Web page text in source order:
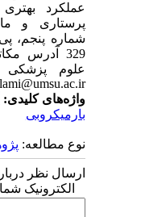
عملکرد
پرستاری و
329 آدرس
.
واژه‌های کلیدی:
بارمیکروبی
نوع مطالعه:
ارسال نظر
الکترونیک شما: